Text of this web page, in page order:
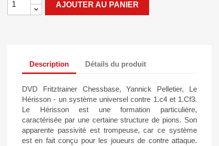
AJOUTER AU PANIER
Description Détails du produit
DVD Fritztrainer Chessbase, Yannick Pelletier, Le
Hérisson - un système universel contre 1.c4 et 1.Cf3.
Le Hérisson est une formation particulière,
caractérisée par une certaine structure de pions. Son
apparente passivité est trompeuse, car ce système
est en fait conçu pour les joueurs de contre attaque.